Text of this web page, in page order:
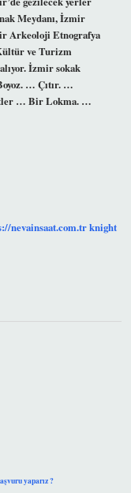
Meydanı, İzmir
Arkeoloji Etnografya
ve Turizm
İzmir sokak
… Çıtır. …
… Bir Lokma. …
nevainsaat.com.trknight
yaparız ?